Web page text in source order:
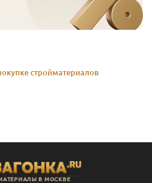
стройматериалов
В МОСКВЕ